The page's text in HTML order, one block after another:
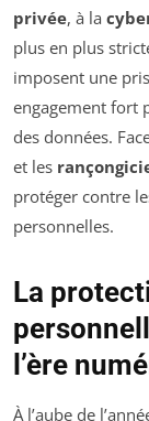
privée, à la
plus en plus
imposent une
engagement fort
des données.
et les
protéger contre
personnelles.
La
l’ère
À l’aube de